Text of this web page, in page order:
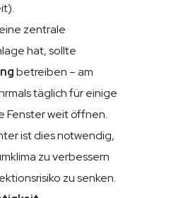
zentrale
hat, sollte
betreiben – am
täglich für einige
Fenster weit öffnen.
ist dies notwendig,
zu verbessern
zu senken.